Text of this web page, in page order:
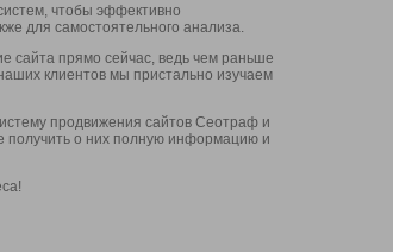
чтобы эффективно
для самостоятельного анализа.
сайта прямо сейчас, ведь чем раньше
клиентов мы пристально изучаем
продвижения сайтов Сеотраф и
получить о них полную информацию и